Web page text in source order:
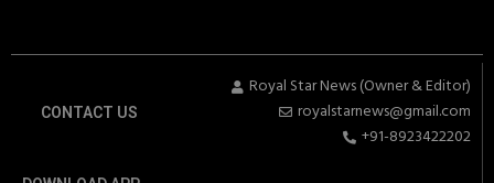
CONTACT US
Royal Star News (Owner & Editor)
royalstarnews@gmail.com
+91-8923422202